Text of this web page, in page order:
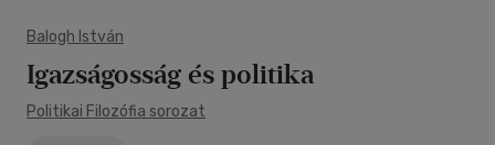
Balogh István
Igazságosság és politika
Politikai Filozófia sorozat